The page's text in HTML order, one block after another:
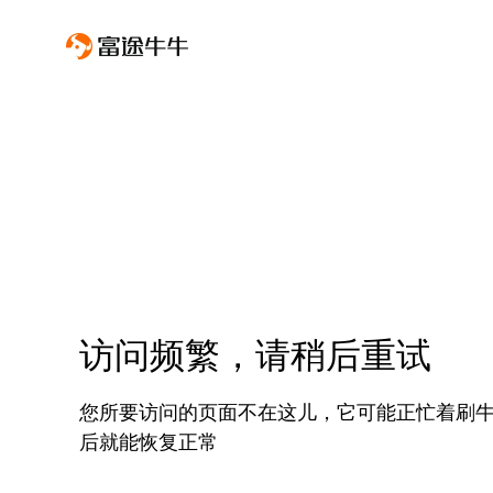
访问频繁，请稍后重试
您所要访问的页面不在这儿，它可能正忙着刷
后就能恢复正常